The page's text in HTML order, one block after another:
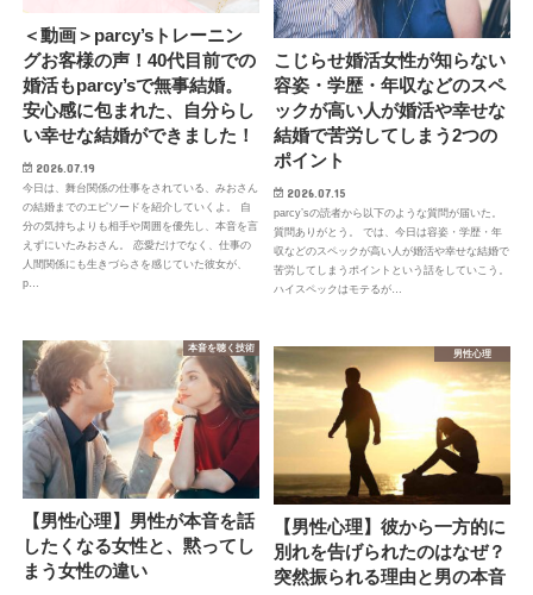
＜動画＞parcy’sトレーニン
グお客様の声！40代目前での
婚活もparcy’sで無事結婚。
安心感に包まれた、自分らし
い幸せな結婚ができました！
2026.07.19
今日は、舞台関係の仕事をされている、みおさん
の結婚までのエピソードを紹介していくよ。 自
分の気持ちよりも相手や周囲を優先し、本音を言
えずにいたみおさん。 恋愛だけでなく、仕事の
人間関係にも生きづらさを感じていた彼女が、
p…
こじらせ婚活女性が知らない
容姿・学歴・年収などのスペ
ックが高い人が婚活や幸せな
結婚で苦労してしまう2つの
ポイント
2026.07.15
parcy’sの読者から以下のような質問が届いた。
質問ありがとう。 では、今日は容姿・学歴・年
収などのスペックが高い人が婚活や幸せな結婚で
苦労してしまうポイントという話をしていこう。
ハイスペックはモテるが…
本音を聴く技術
【男性心理】男性が本音を話
したくなる女性と、黙ってし
まう女性の違い
男性心理
【男性心理】彼から一方的に
別れを告げられたのはなぜ？
突然振られる理由と男の本音